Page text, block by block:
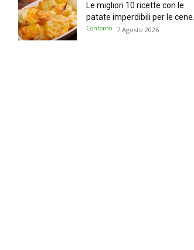
Le migliori 10 ricette con le
patate imperdibili per le cene...
Contorno 7 Agosto 2026